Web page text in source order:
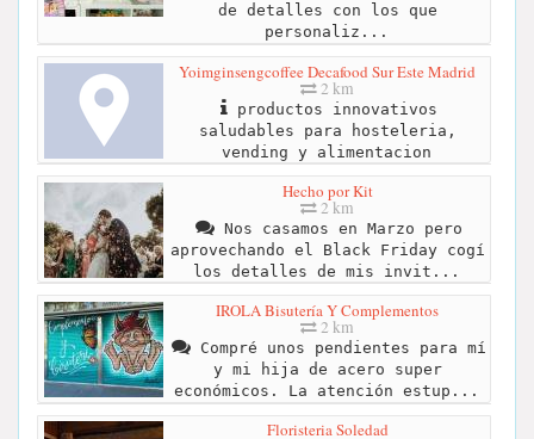
de detalles con los que
personaliz...
Yoimginsengcoffee Decafood Sur Este Madrid
2 km
productos innovativos
saludables para hosteleria,
vending y alimentacion
Hecho por Kit
2 km
Nos casamos en Marzo pero
aprovechando el Black Friday cogí
los detalles de mis invit...
IROLA Bisutería Y Complementos
2 km
Compré unos pendientes para mí
y mi hija de acero super
económicos. La atención estup...
Floristeria Soledad